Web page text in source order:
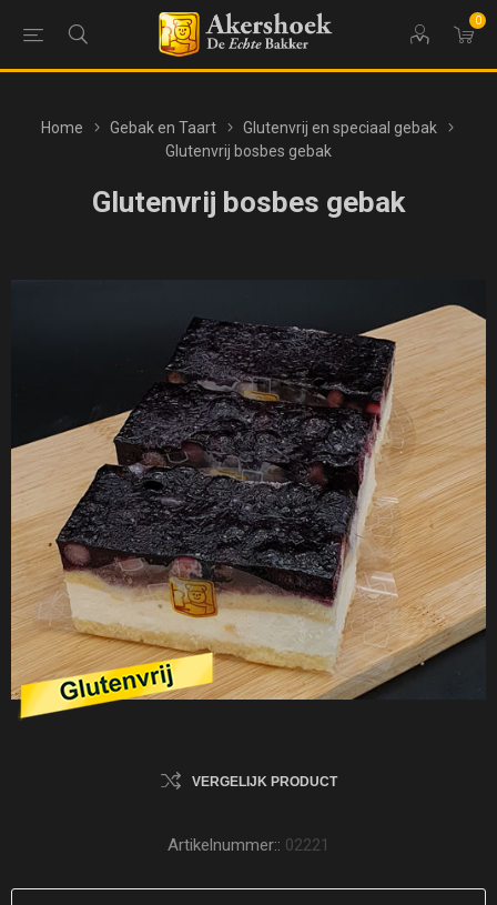
0
Home Gebak en Taart
Glutenvrij en speciaal gebak
Glutenvrij bosbes gebak
Glutenvrij bosbes gebak
VERGELIJK PRODUCT
Artikelnummer:: 02221